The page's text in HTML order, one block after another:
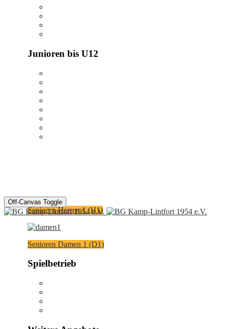
Junioren bis U12
Senioren Herren 1 (H1)
Senioren Damen 1 (D1)
Spielbetrieb
Off-Canvas Toggle